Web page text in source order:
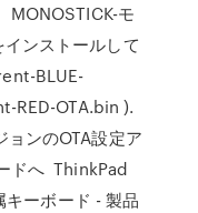
MONOSTICK-モ
ンストールして
BLUE-
RED-OTA.bin ).
ンのOTA設定ア
ドへ ThinkPad
ーボード - 製品